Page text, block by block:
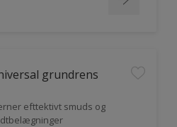
grundrens
efttektivt smuds og